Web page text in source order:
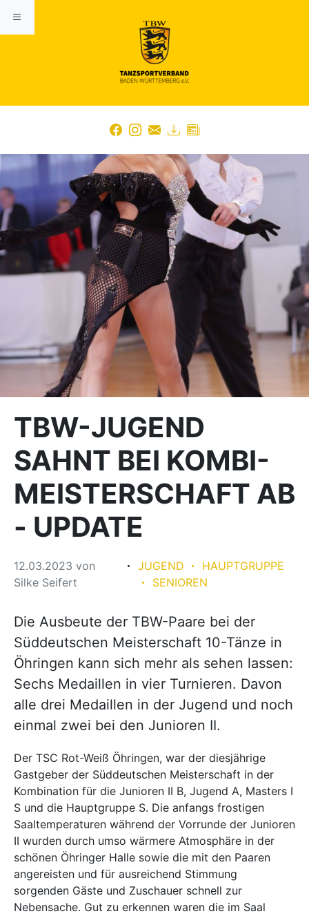
TBW-JUGEND
SAHNT BEI KOMBI-
MEISTERSCHAFT AB
- UPDATE
12.03.2023 von
Silke Seifert
JUGEND
HAUPTGRUPPE
SENIOREN
Die Ausbeute der TBW-Paare bei der
Süddeutschen Meisterschaft 10-Tänze in
Öhringen kann sich mehr als sehen lassen:
Sechs Medaillen in vier Turnieren. Davon
alle drei Medaillen in der Jugend und noch
einmal zwei bei den Junioren II.
Der TSC Rot-Weiß Öhringen, war der diesjährige
Gastgeber der Süddeutschen Meisterschaft in der
Kombination für die Junioren II B, Jugend A, Masters I
S und die Hauptgruppe S. Die anfangs frostigen
Saaltemperaturen während der Vorrunde der Junioren
II wurden durch umso wärmere Atmosphäre in der
schönen Öhringer Halle sowie die mit den Paaren
angereisten und für ausreichend Stimmung
sorgenden Gäste und Zuschauer schnell zur
Nebensache. Gut zu erkennen waren die im Saal